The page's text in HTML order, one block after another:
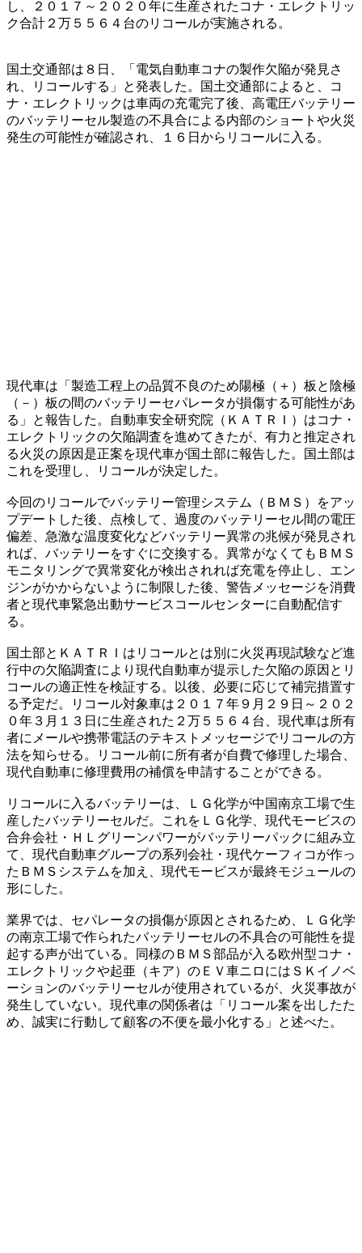
し、２０１７～２０２０年に生産されたコナ・エレクトリッ
ク合計２万５５６４台のリコールが実施される。
国土交通部は８日、「電気自動車コナの製作欠陥が発見さ
れ、リコールする」と発表した。国土交通部によると、コ
ナ・エレクトリックは車両の充電完了後、高電圧バッテリー
のバッテリーセル製造の不具合による内部のショートや火災
発生の可能性が確認され、１６日からリコールに入る。
現代車は「製造工程上の品質不良のため陽極（＋）板と陰極
（－）板の間のバッテリーセパレータが損傷する可能性があ
る」と報告した。自動車安全研究院（ＫＡＴＲＩ）はコナ・
エレクトリックの欠陥調査を進めてきたが、有力と推定され
る火災の原因是正案を現代車が国土部に報告した。国土部は
これを受理し、リコールが決定した。
今回のリコールでバッテリー管理システム（ＢＭＳ）をアッ
プデートした後、点検して、過度のバッテリーセル間の電圧
偏差、急激な温度変化などバッテリー異常の兆候が発見され
れば、バッテリーをすぐに交換する。異常がなくてもＢＭＳ
モニタリングで異常変化が検出されれば充電を停止し、エン
ジンがかからないように制限した後、警告メッセージを消費
者と現代車緊急出動サービスコールセンターに自動配信す
る。
国土部とＫＡＴＲＩはリコールとは別に火災再現試験など進
行中の欠陥調査により現代自動車が提示した欠陥の原因とリ
コールの適正性を検証する。以後、必要に応じて補完措置す
る予定だ。リコール対象車は２０１７年９月２９日～２０２
０年３月１３日に生産された２万５５６４台、現代車は所有
者にメールや携帯電話のテキストメッセージでリコールの方
法を知らせる。リコール前に所有者が自費で修理した場合、
現代自動車に修理費用の補償を申請することができる。
リコールに入るバッテリーは、ＬＧ化学が中国南京工場で生
産したバッテリーセルだ。これをＬＧ化学、現代モービスの
合弁会社・ＨＬグリーンパワーがバッテリーパックに組み立
て、現代自動車グループの系列会社・現代ケーフィコが作っ
たＢＭＳシステムを加え、現代モービスが最終モジュールの
形にした。
業界では、セパレータの損傷が原因とされるため、ＬＧ化学
の南京工場で作られたバッテリーセルの不具合の可能性を提
起する声が出ている。同様のＢＭＳ部品が入る欧州型コナ・
エレクトリックや起亜（キア）のＥＶ車ニロにはＳＫイノベ
ーションのバッテリーセルが使用されているが、火災事故が
発生していない。現代車の関係者は「リコール案を出したた
め、誠実に行動して顧客の不便を最小化する」と述べた。